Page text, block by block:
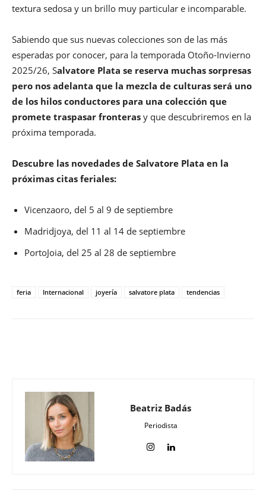
textura sedosa y un brillo muy particular e incomparable.
Sabiendo que sus nuevas colecciones son de las más
esperadas por conocer, para la temporada Otoño-Invierno
2025/26, Salvatore Plata se reserva muchas sorpresas
pero nos adelanta que la mezcla de culturas será uno
de los hilos conductores para una colección que
promete traspasar fronteras y que descubriremos en la
próxima temporada.
Descubre las novedades de Salvatore Plata en la
próximas citas feriales:
Vicenzaoro, del 5 al 9 de septiembre
Madridjoya, del 11 al 14 de septiembre
PortoJoia, del 25 al 28 de septiembre
feria Internacional joyería salvatore plata tendencias
Beatriz Badás
Periodista